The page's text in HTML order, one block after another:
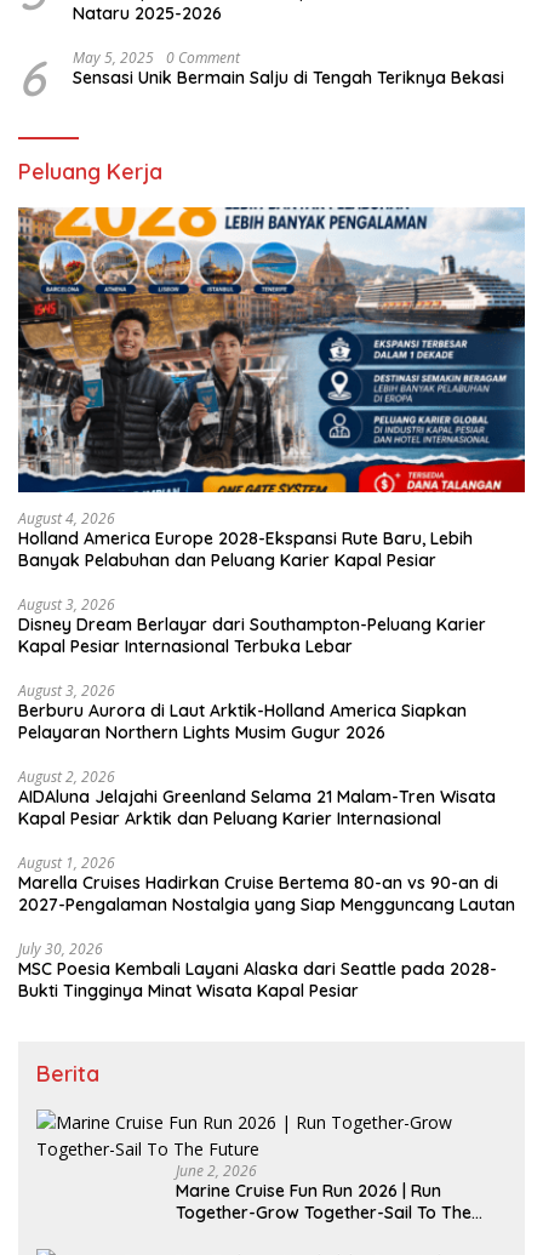
Nataru 2025-2026
6 May 5, 2025 0 Comment
Sensasi Unik Bermain Salju di Tengah Teriknya Bekasi
Peluang Kerja
August 4, 2026
Holland America Europe 2028-Ekspansi Rute Baru, Lebih
Banyak Pelabuhan dan Peluang Karier Kapal Pesiar
August 3, 2026
Disney Dream Berlayar dari Southampton-Peluang Karier
Kapal Pesiar Internasional Terbuka Lebar
August 3, 2026
Berburu Aurora di Laut Arktik-Holland America Siapkan
Pelayaran Northern Lights Musim Gugur 2026
August 2, 2026
AIDAluna Jelajahi Greenland Selama 21 Malam-Tren Wisata
Kapal Pesiar Arktik dan Peluang Karier Internasional
August 1, 2026
Marella Cruises Hadirkan Cruise Bertema 80-an vs 90-an di
2027-Pengalaman Nostalgia yang Siap Mengguncang Lautan
July 30, 2026
MSC Poesia Kembali Layani Alaska dari Seattle pada 2028-
Bukti Tingginya Minat Wisata Kapal Pesiar
Berita
June 2, 2026
Marine Cruise Fun Run 2026 | Run
Together-Grow Together-Sail To The